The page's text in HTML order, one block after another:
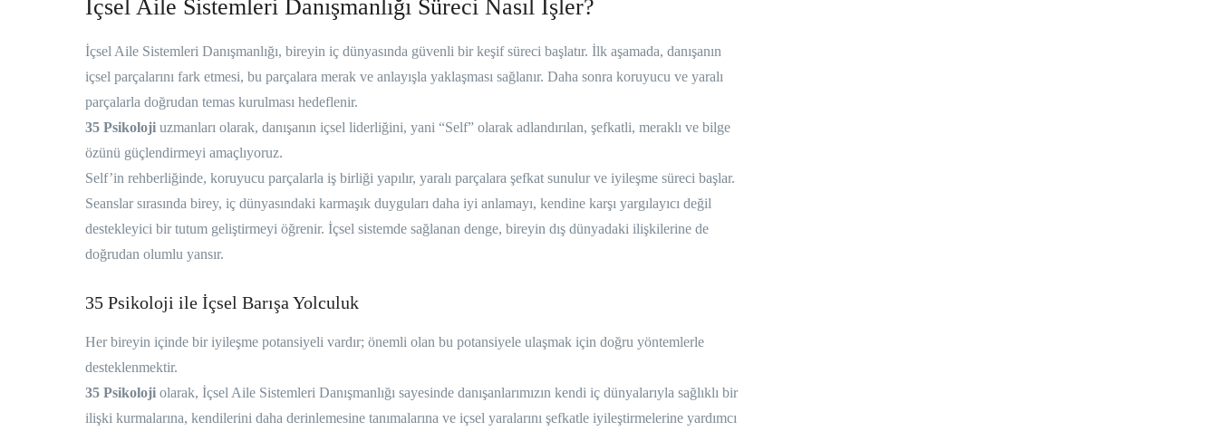
İçsel Aile Sistemleri Danışmanlığı Süreci Nasıl İşler?
İçsel Aile Sistemleri Danışmanlığı, bireyin iç dünyasında güvenli bir keşif süreci başlatır. İlk aşamada, danışanın
içsel parçalarını fark etmesi, bu parçalara merak ve anlayışla yaklaşması sağlanır. Daha sonra koruyucu ve yaralı
parçalarla doğrudan temas kurulması hedeflenir.
35 Psikoloji uzmanları olarak, danışanın içsel liderliğini, yani “Self” olarak adlandırılan, şefkatli, meraklı ve bilge
özünü güçlendirmeyi amaçlıyoruz.
Self’in rehberliğinde, koruyucu parçalarla iş birliği yapılır, yaralı parçalara şefkat sunulur ve iyileşme süreci başlar.
Seanslar sırasında birey, iç dünyasındaki karmaşık duyguları daha iyi anlamayı, kendine karşı yargılayıcı değil
destekleyici bir tutum geliştirmeyi öğrenir. İçsel sistemde sağlanan denge, bireyin dış dünyadaki ilişkilerine de
doğrudan olumlu yansır.
35 Psikoloji ile İçsel Barışa Yolculuk
Her bireyin içinde bir iyileşme potansiyeli vardır; önemli olan bu potansiyele ulaşmak için doğru yöntemlerle
desteklenmektir.
35 Psikoloji olarak, İçsel Aile Sistemleri Danışmanlığı sayesinde danışanlarımızın kendi iç dünyalarıyla sağlıklı bir
ilişki kurmalarına, kendilerini daha derinlemesine tanımalarına ve içsel yaralarını şefkatle iyileştirmelerine yardımcı